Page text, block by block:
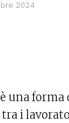
2024
una
i